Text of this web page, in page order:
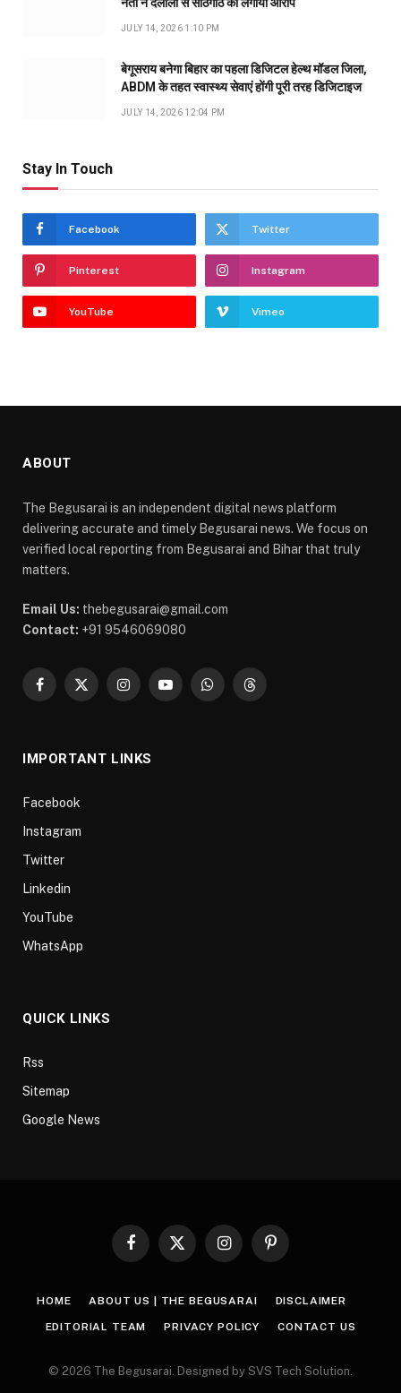
JULY 14, 2026 1:10 PM
बेगूसराय बनेगा बिहार का पहला डिजिटल हेल्थ मॉडल जिला,
ABDM के तहत स्वास्थ्य सेवाएं होंगी पूरी तरह डिजिटाइज
JULY 14, 2026 12:04 PM
Stay In Touch
Facebook Twitter
Pinterest Instagram
YouTube Vimeo
ABOUT
The Begusarai is an independent digital news platform
delivering accurate and timely Begusarai news. We focus on
verified local reporting from Begusarai and Bihar that truly
matters.
Email Us: thebegusarai@gmail.com
Contact: +91 9546069080
Facebook
X
InstagramYouTubeWhatsAppThreads
IMPORTANT LINKS
Facebook
Instagram
Twitter
Linkedin
YouTube
WhatsApp
QUICK LINKS
Rss
Sitemap
Google News
Facebook
X
InstagramPinterest
HOME ABOUT US | THE BEGUSARAI DISCLAIMER
EDITORIAL TEAM PRIVACY POLICY CONTACT US
© 2026 The Begusarai. Designed by SVS Tech Solution.